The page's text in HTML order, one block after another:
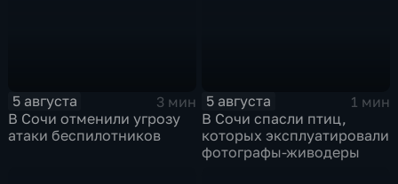
5 августа
3 мин
В Сочи отменили угрозу
атаки беспилотников
5 августа
1 мин
В Сочи спасли птиц,
которых эксплуатировали
фотографы-живодеры